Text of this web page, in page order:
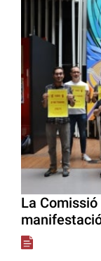
La Comissió